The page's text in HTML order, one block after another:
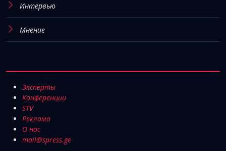
Интервью
Мнение
Эксперты
Конференции
STV
Реклама
О нас
mail@spress.ge